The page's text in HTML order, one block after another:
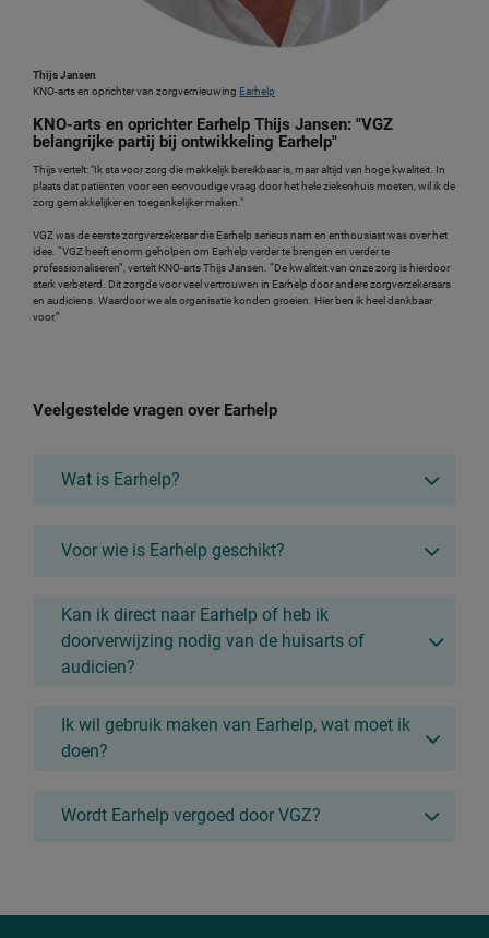
Thijs Jansen
KNO-arts en oprichter van zorgvernieuwing Earhelp
KNO-arts en oprichter Earhelp Thijs Jansen: "VGZ
belangrijke partij bij ontwikkeling Earhelp"
Thijs vertelt: "Ik sta voor zorg die makkelijk bereikbaar is, maar altijd van hoge kwaliteit. In
plaats dat patiënten voor een eenvoudige vraag door het hele ziekenhuis moeten, wil ik de
zorg gemakkelijker en toegankelijker maken."
VGZ was de eerste zorgverzekeraar die Earhelp serieus nam en enthousiast was over het
idee. “VGZ heeft enorm geholpen om Earhelp verder te brengen en verder te
professionaliseren”, vertelt KNO-arts Thijs Jansen. “De kwaliteit van onze zorg is hierdoor
sterk verbeterd. Dit zorgde voor veel vertrouwen in Earhelp door andere zorgverzekeraars
en audiciens. Waardoor we als organisatie konden groeien. Hier ben ik heel dankbaar
voor.”
Veelgestelde vragen over Earhelp
Wat is Earhelp?
Voor wie is Earhelp geschikt?
Kan ik direct naar Earhelp of heb ik
doorverwijzing nodig van de huisarts of
audicien?
Ik wil gebruik maken van Earhelp, wat moet ik
doen?
Wordt Earhelp vergoed door VGZ?